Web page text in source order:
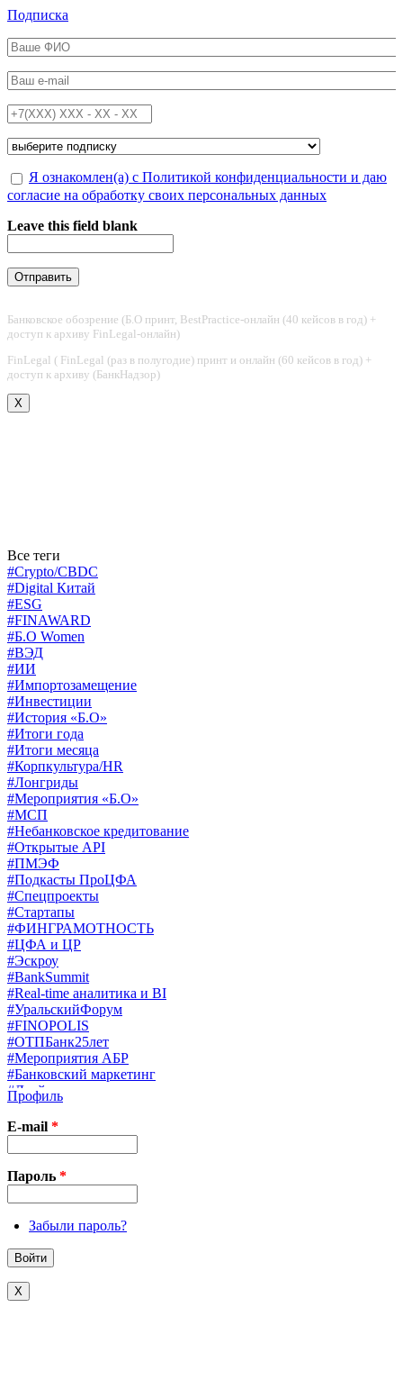
Перейти к основному содержанию
Подписка
ФИО*
Email*
Телефон*
Подписка на*
Обработка персональных данных*
Я ознакомлен(а) с Политикой конфиденциальности и даю
согласие на обработку своих персональных данных
Leave this field blank
Банковское обозрение (Б.О принт, BestPractice-онлайн (40 кейсов в год) +
доступ к архиву FinLegal-онлайн)
FinLegal ( FinLegal (раз в полугодие) принт и онлайн (60 кейсов в год) +
доступ к архиву (БанкНадзор)
X
Все теги
#Crypto/CBDC
#Digital Китай
#ESG
#FINAWARD
#Б.О Women
#ВЭД
#ИИ
#Импортозамещение
#Инвестиции
#История «Б.О»
#Итоги года
#Итоги месяца
#Корпкультура/HR
#Лонгриды
#Мероприятия «Б.О»
#МСП
#Небанковское кредитование
#Открытые API
#ПМЭФ
#Подкасты ПроЦФА
#Спецпроекты
#Стартапы
#ФИНГРАМОТНОСТЬ
#ЦФА и ЦР
#Эскроу
#BankSummit
#Real-time аналитика и BI
#УральскийФорум
#FINOPOLIS
#ОТПБанк25лет
#Мероприятия АБР
#Банковский маркетинг
#Драйверы страхования
#Финконгресс ЦБ
#PB&WM
#UX/CX
#Экосистемы
X
Профиль
E-mail *
Пароль *
Забыли пароль?
X